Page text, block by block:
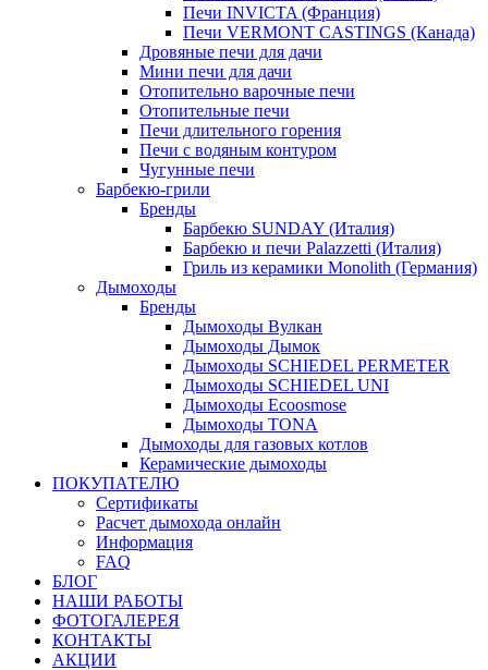
Печи INVICTA (Франция)
Печи VERMONT CASTINGS (Канада)
Дровяные печи для дачи
Мини печи для дачи
Отопительно варочные печи
Отопительные печи
Печи длительного горения
Печи с водяным контуром
Чугунные печи
Барбекю-грили
Бренды
Барбекю SUNDAY (Италия)
Барбекю и печи Palazzetti (Италия)
Гриль из керамики Monolith (Германия)
Дымоходы
Бренды
Дымоходы Вулкан
Дымоходы Дымок
Дымоходы SCHIEDEL PERMETER
Дымоходы SCHIEDEL UNI
Дымоходы Ecoosmose
Дымоходы TONA
Дымоходы для газовых котлов
Керамические дымоходы
ПОКУПАТЕЛЮ
Сертификаты
Расчет дымохода онлайн
Информация
FAQ
БЛОГ
НАШИ РАБОТЫ
ФОТОГАЛЕРЕЯ
КОНТАКТЫ
АКЦИИ